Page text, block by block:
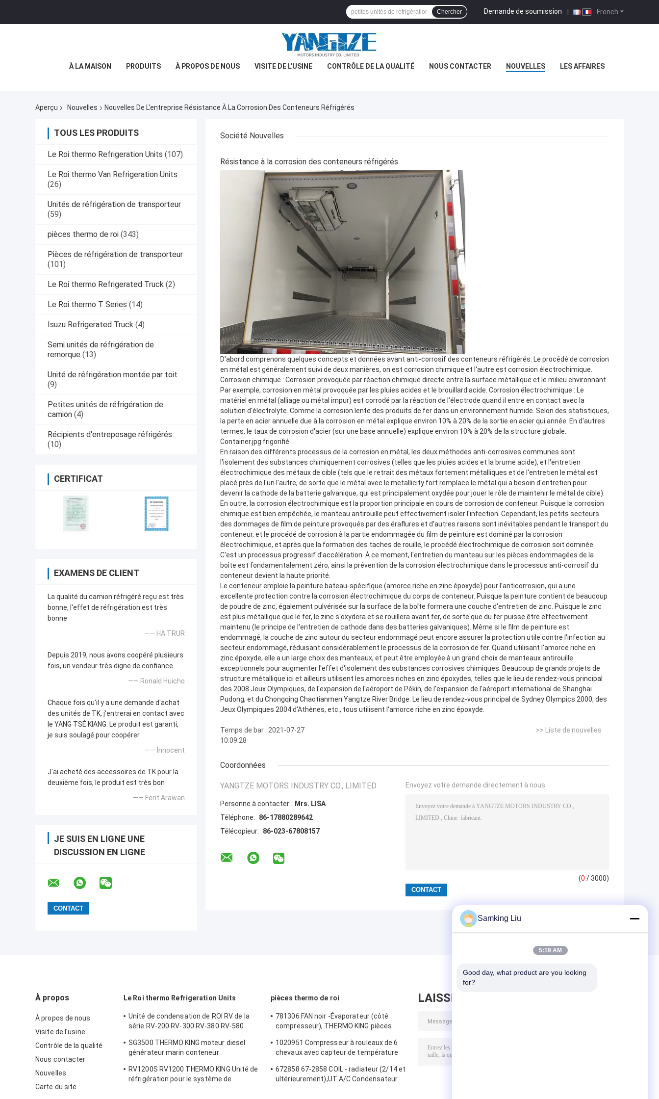
French
Demande de soumission |
Chercher
À LA MAISON PRODUITS À PROPOS DE NOUS VISITE DE L'USINE CONTRÔLE DE LA QUALITÉ NOUS CONTACTER NOUVELLES LES AFFAIRES
Aperçu Nouvelles Nouvelles De L'entreprise Résistance À La Corrosion Des Conteneurs Réfrigérés
TOUS LES PRODUITS
Le Roi thermo Refrigeration Units (107)
Le Roi thermo Van Refrigeration Units
(26)
Unités de réfrigération de transporteur
(59)
pièces thermo de roi (343)
Pièces de réfrigération de transporteur
(101)
Le Roi thermo Refrigerated Truck (2)
Le Roi thermo T Series (14)
Isuzu Refrigerated Truck (4)
Semi unités de réfrigération de
remorque (13)
Unité de réfrigération montée par toit
(9)
Petites unités de réfrigération de
camion (4)
Récipients d'entreposage réfrigérés
(10)
CERTIFICAT
EXAMENS DE CLIENT
La qualité du camion réfrigéré reçu est très
bonne, l'effet de réfrigération est très
bonne
—— HA TRUR
Depuis 2019, nous avons coopéré plusieurs
fois, un vendeur très digne de confiance
—— Ronald Huicho
Chaque fois qu'il y a une demande d'achat
des unités de TK, j'entrerai en contact avec
le YANG TSÉ KIANG. Le produit est garanti,
je suis soulagé pour coopérer
—— Innocent
J'ai acheté des accessoires de TK pour la
deuxième fois, le produit est très bon
—— Ferit Arawan
JE SUIS EN LIGNE UNE
DISCUSSION EN LIGNE
Société Nouvelles
Résistance à la corrosion des conteneurs réfrigérés
D'abord comprenons quelques concepts et données avant anti-corrosif des conteneurs réfrigérés. Le procédé de corrosion
en métal est généralement suivi de deux manières, on est corrosion chimique et l'autre est corrosion électrochimique.
Corrosion chimique : Corrosion provoquée par réaction chimique directe entre la surface métallique et le milieu environnant.
Par exemple, corrosion en métal provoquée par les pluies acides et le brouillard acide. Corrosion électrochimique : Le
matériel en métal (alliage ou métal impur) est corrodé par la réaction de l'électrode quand il entre en contact avec la
solution d'électrolyte. Comme la corrosion lente des produits de fer dans un environnement humide. Selon des statistiques,
la perte en acier annuelle due à la corrosion en métal explique environ 10% à 20% de la sortie en acier qui année. En d'autres
termes, le taux de corrosion d'acier (sur une base annuelle) explique environ 10% à 20% de la structure globale.
Container.jpg frigorifié
En raison des différents processus de la corrosion en métal, les deux méthodes anti-corrosives communes sont
l'isolement des substances chimiquement corrosives (telles que les pluies acides et la brume acide), et l'entretien
électrochimique des métaux de cible (tels que le retrait des métaux fortement métalliques et de l'entretien le métal est
placé près de l'un l'autre, de sorte que le métal avec le metallicity fort remplace le métal qui a besoin d'entretien pour
devenir la cathode de la batterie galvanique, qui est principalement oxydée pour jouer le rôle de maintenir le métal de cible).
En outre, la corrosion électrochimique est la proportion principale en cours de corrosion de conteneur. Puisque la corrosion
chimique est bien empêchée, le manteau antirouille peut effectivement isoler l'infection. Cependant, les petits secteurs
des dommages de film de peinture provoqués par des éraflures et d'autres raisons sont inévitables pendant le transport du
conteneur, et le procédé de corrosion à la partie endommagée du film de peinture est dominé par la corrosion
électrochimique, et après que la formation des taches de rouille, le procédé électrochimique de corrosion soit dominée.
C'est un processus progressif d'accélération. À ce moment, l'entretien du manteau sur les pièces endommagées de la
boîte est fondamentalement zéro, ainsi la prévention de la corrosion électrochimique dans le processus anti-corrosif du
conteneur devient la haute priorité.
Le conteneur emploie la peinture bateau-spécifique (amorce riche en zinc époxyde) pour l'anticorrosion, qui a une
excellente protection contre la corrosion électrochimique du corps de conteneur. Puisque la peinture contient de beaucoup
de poudre de zinc, également pulvérisée sur la surface de la boîte formera une couche d'entretien de zinc. Puisque le zinc
est plus métallique que le fer, le zinc s'oxydera et se rouillera avant fer, de sorte que du fer puisse être effectivement
maintenu (le principe de l'entretien de cathode dans des batteries galvaniques). Même si le film de peinture est
endommagé, la couche de zinc autour du secteur endommagé peut encore assurer la protection utile contre l'infection au
secteur endommagé, réduisant considérablement le processus de la corrosion de fer. Quand utilisant l'amorce riche en
zinc époxyde, elle a un large choix des manteaux, et peut être employée à un grand choix de manteaux antirouille
exceptionnels pour augmenter l'effet d'isolement des substances corrosives chimiques. Beaucoup de grands projets de
structure métallique ici et ailleurs utilisent les amorces riches en zinc époxydes, telles que le lieu de rendez-vous principal
des 2008 Jeux Olympiques, de l'expansion de l'aéroport de Pékin, de l'expansion de l'aéroport international de Shanghai
Pudong, et du Chongqing Chaotianmen Yangtze River Bridge. Le lieu de rendez-vous principal de Sydney Olympics 2000, des
Jeux Olympiques 2004 d'Athènes, etc., tous utilisent l'amorce riche en zinc époxyde.
Temps de bar : 2021-07-27
10:09:28
>> Liste de nouvelles
Coordonnées
YANGTZE MOTORS INDUSTRY CO., LIMITED
Personne à contacter:
Mrs. LISA
Téléphone:
86-17880289642
Télécopieur:
86-023-67808157
Envoyez votre demande directement à nous
(0 / 3000)
À propos
À propos de nous
Visite de l'usine
Contrôle de la qualité
Nous contacter
Nouvelles
Carte du site
Le Roi thermo Refrigeration Units
Unité de condensation de ROI RV de la
série RV-200 RV-300 RV-380 RV-580
compresseur
SG3500 THERMO KING moteur diesel
générateur marin conteneur
électrique consommation de carburant
remarquable fabriqué en usine de Chine
RV1200S RV1200 THERMO KING Unité de
réfrigération pour le système de
pièces thermo de roi
781306 FAN noir -Évaporateur (côté
compresseur), THERMO KING pièces
réfrigérateur
1020951 Compresseur à rouleaux de 6
chevaux avec capteur de température
réfrigérateur de camion
672858 67-2858 COIL - radiateur (2/14 et
ultérieurement),UT A/C Condensateur
LAISSEZ UN MESSAGE
Samking Liu
5:19 AM
Good day, what product are you looking
for?